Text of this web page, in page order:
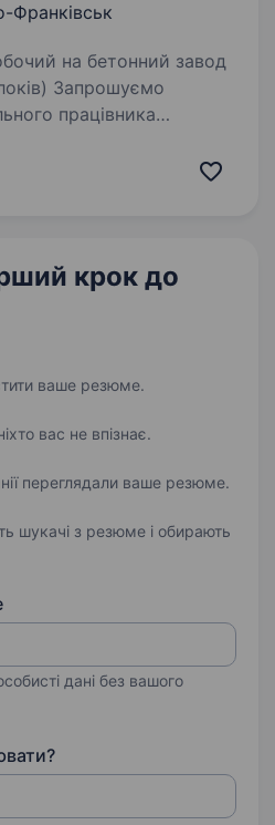
Франківськ
Запрошуємо
працівника
крок до
ваше резюме.
вас не впізнає.
переглядали ваше резюме.
шукачі з резюме і обирають
дані без вашого